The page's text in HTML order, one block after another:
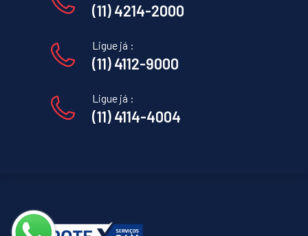
(11) 4214-2000
Ligue já :
(11) 4112-9000
Ligue já :
(11) 4114-4004